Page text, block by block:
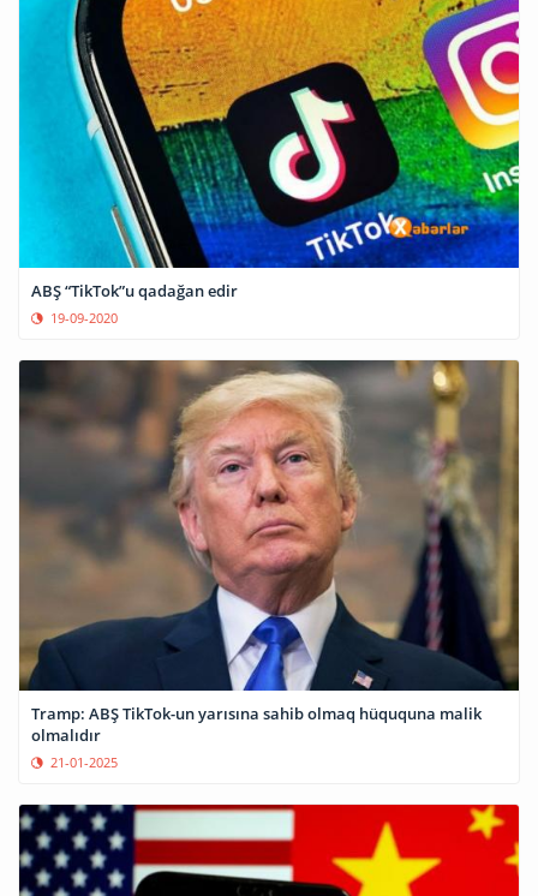
ABŞ “TikTok”u qadağan edir
19-09-2020
Tramp: ABŞ TikTok-un yarısına sahib olmaq hüququna malik
olmalıdır
21-01-2025